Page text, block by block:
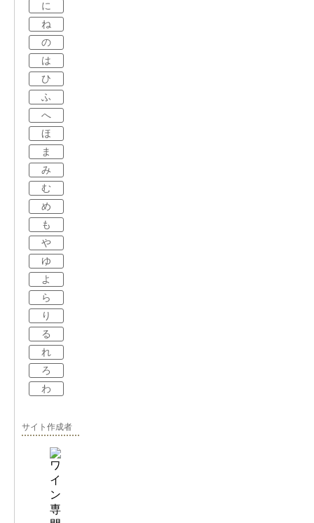
に
ね
の
は
ひ
ふ
へ
ほ
ま
み
む
め
も
や
ゆ
よ
ら
り
る
れ
ろ
わ
サイト作成者